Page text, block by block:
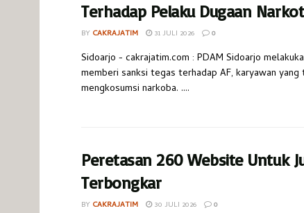
Terhadap Pelaku Dugaan
BY CAKRAJATIM 31 JULI 2026 0
Sidoarjo - cakrajatim.com : PDAM Sidoarjo
memberi sanksi tegas terhadap AF, karyawan
mengkosumsi narkoba. ....
Peretasan 260 Website Untuk
Terbongkar
BY CAKRAJATIM 30 JULI 2026 0